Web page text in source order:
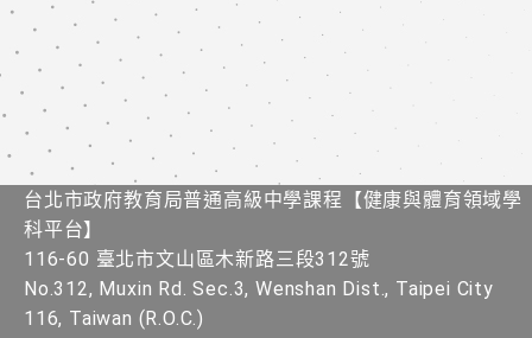
台北市政府教育局普通高級中學課程​【健康與體育領域學
科平台】
116-60 臺北市文山區木新路三段312號
No.312, Muxin Rd. Sec.3, Wenshan Dist., Taipei City
116, Taiwan (R.O.C.)